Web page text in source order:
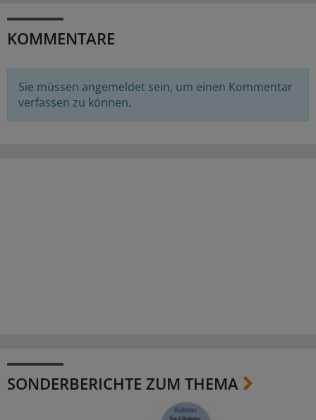
KOMMENTARE
Sie müssen angemeldet sein, um einen Kommentar
verfassen zu können.
SONDERBERICHTE ZUM THEMA